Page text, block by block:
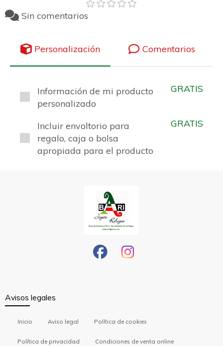
Sin comentarios
Personalización Comentarios
Información de mi producto
personalizado
GRATIS
Incluir envoltorio para
regalo, caja o bolsa
apropiada para el producto
GRATIS
Avisos legales
Inicio Aviso legal Política de cookies
Política de privacidad Condiciones de venta online